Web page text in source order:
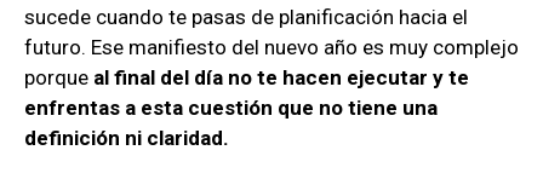
sucede cuando te pasas de planificación hacia el
futuro. Ese manifiesto del nuevo año es muy complejo
porque al final del día no te hacen ejecutar y te
enfrentas a esta cuestión que no tiene una
definición ni claridad.